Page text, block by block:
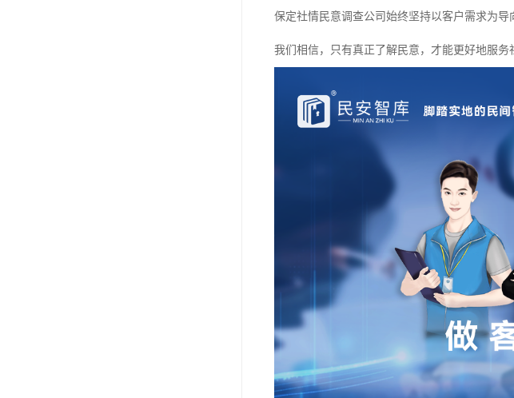
保定社情民意调查公司始终坚持以客户需求为
我们相信，只有真正了解民意，才能更好地服务